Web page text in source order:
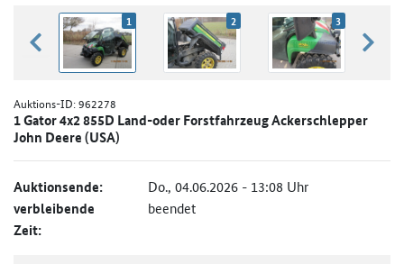
zurück blättern
1 2 3
Auktions-ID:962278
1 Gator 4x2 855D Land-oder Forstfahrzeug Ackerschlepper
John Deere (USA)
Auktionsende: Do., 04.06.2026 - 13:08 Uhr
verbleibende
Zeit:
beendet